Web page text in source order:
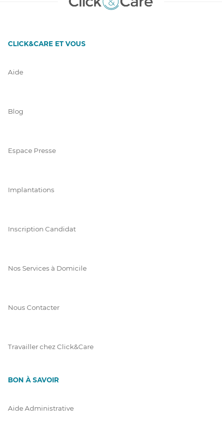
CLICK&CARE ET VOUS
Aide
Blog
Espace Presse
Implantations
Inscription Candidat
Nos Services à Domicile
Nous Contacter
Travailler chez Click&Care
BON À SAVOIR
Aide Administrative